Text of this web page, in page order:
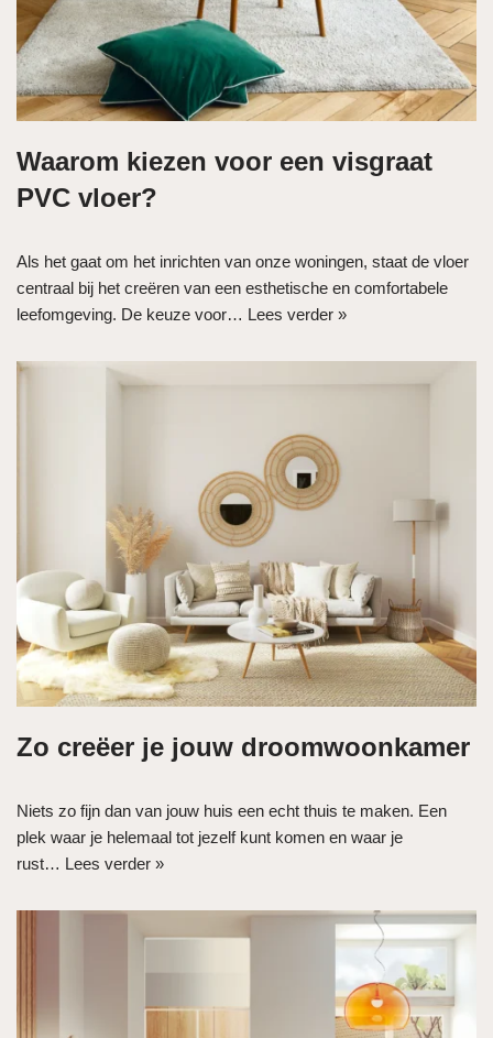
Waarom kiezen voor een visgraat
PVC vloer?
Als het gaat om het inrichten van onze woningen, staat de vloer
centraal bij het creëren van een esthetische en comfortabele
leefomgeving. De keuze voor… Lees verder »
Zo creëer je jouw droomwoonkamer
Niets zo fijn dan van jouw huis een echt thuis te maken. Een
plek waar je helemaal tot jezelf kunt komen en waar je
rust… Lees verder »